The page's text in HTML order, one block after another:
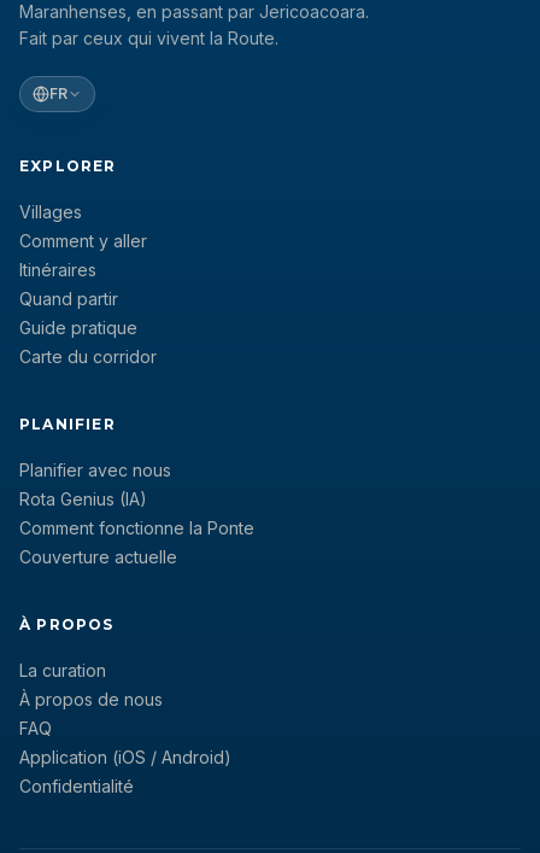
Maranhenses, en passant par Jericoacoara.
Fait par ceux qui vivent la Route.
FR
EXPLORER
Villages
Comment y aller
Itinéraires
Quand partir
Guide pratique
Carte du corridor
PLANIFIER
Planifier avec nous
Rota Genius (IA)
Comment fonctionne la Ponte
Couverture actuelle
À PROPOS
La curation
À propos de nous
FAQ
Application (iOS / Android)
Confidentialité